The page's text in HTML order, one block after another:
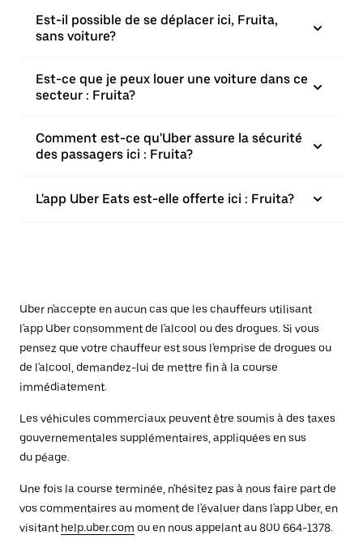
Est-il possible de se déplacer ici, Fruita,
sans voiture?
Est-ce que je peux louer une voiture dans ce
secteur : Fruita?
Comment est-ce qu'Uber assure la sécurité
des passagers ici : Fruita?
L'app Uber Eats est-elle offerte ici : Fruita?
Uber n'accepte en aucun cas que les chauffeurs utilisant
l'app Uber consomment de l'alcool ou des drogues. Si vous
pensez que votre chauffeur est sous l'emprise de drogues ou
de l'alcool, demandez-lui de mettre fin à la course
immédiatement.
Les véhicules commerciaux peuvent être soumis à des taxes
gouvernementales supplémentaires, appliquées en sus
du péage.
Une fois la course terminée, n'hésitez pas à nous faire part de
vos commentaires au moment de l'évaluer dans l'app Uber, en
visitant help.uber.com ou en nous appelant au 800 664-1378.